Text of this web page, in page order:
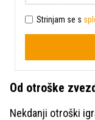
Strinjam se s
Od otroške
Nekdanji otroški